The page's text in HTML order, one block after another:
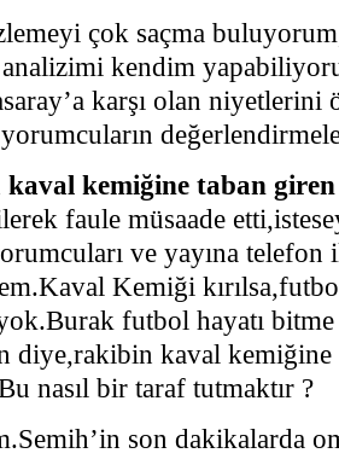
çok saçma
kendim
karşı olan niyetlerini
kaval kemiğine taban giren
faule müsaade
ve yayına telefon
Kemiği
futbol hayatı bitme
diye,rakibin kaval
nasıl bir taraf tutmaktır ?
son dakikalarda